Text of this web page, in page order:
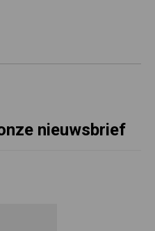
nieuwsbrief